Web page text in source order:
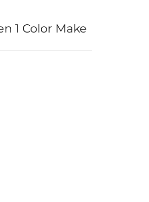
1 Color Make